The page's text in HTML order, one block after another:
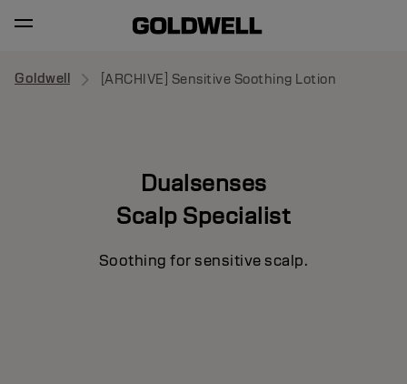
Goldwell [ARCHIVE] Sensitive Soothing Lotion
Dualsenses
Scalp Specialist
Soothing for sensitive scalp.